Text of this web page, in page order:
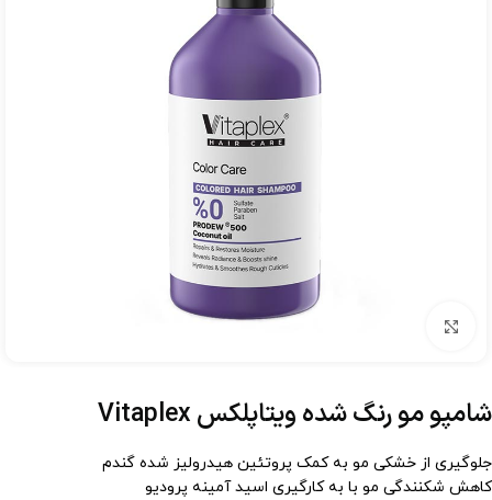
شامپو مو رنگ شده ویتاپلکس Vitaplex
جلوگیری از خشکی مو به کمک پروتئین هیدرولیز شده گندم
کاهش شکنندگی مو با به کارگیری اسید آمینه پرودیو